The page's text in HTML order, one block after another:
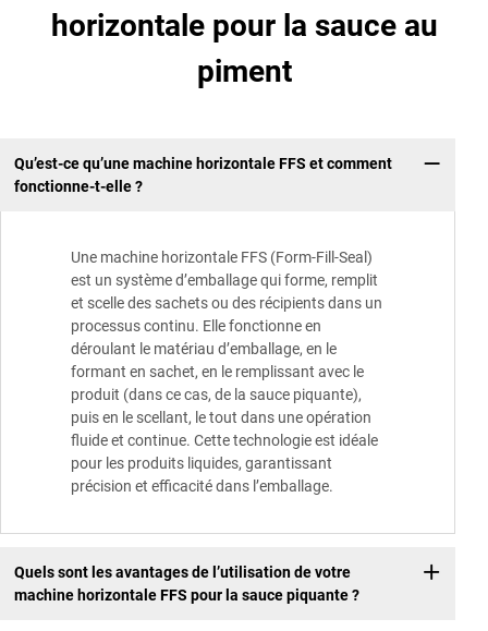
horizontale pour la sauce au
piment
Qu’est-ce qu’une machine horizontale FFS et comment
fonctionne-t-elle ?
Une machine horizontale FFS (Form-Fill-Seal)
est un système d’emballage qui forme, remplit
et scelle des sachets ou des récipients dans un
processus continu. Elle fonctionne en
déroulant le matériau d’emballage, en le
formant en sachet, en le remplissant avec le
produit (dans ce cas, de la sauce piquante),
puis en le scellant, le tout dans une opération
fluide et continue. Cette technologie est idéale
pour les produits liquides, garantissant
précision et efficacité dans l’emballage.
Quels sont les avantages de l’utilisation de votre
machine horizontale FFS pour la sauce piquante ?